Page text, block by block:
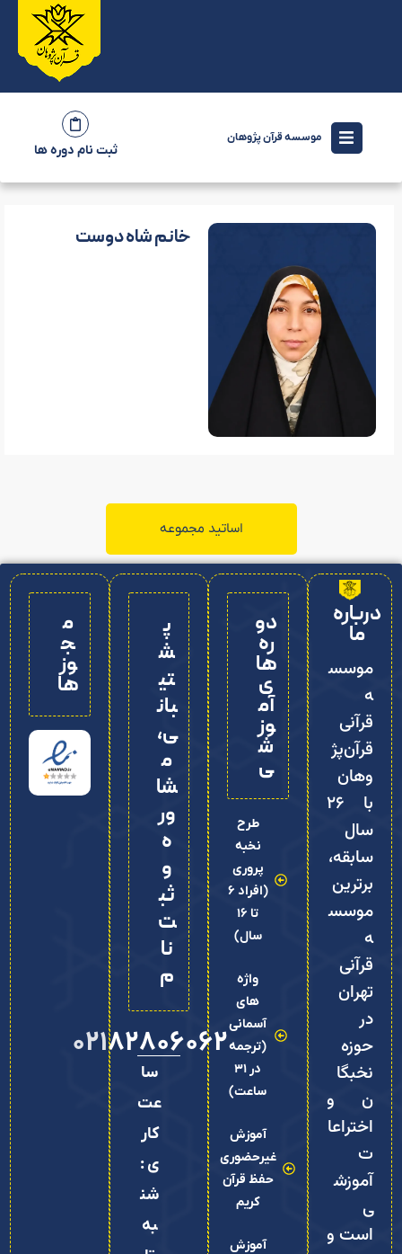
موسسه قرآن پژوهان
ثبت نام دوره ها
خانم شاه دوست
اساتید مجموعه
درباره
ما
موسس
ه
قرآنی
قرآن‌پژ
وهان
با ۲۶
سال
سابقه،
برترین
موسس
ه
قرآنی
تهران
در
حوزه
نخبگا
ن و
اختراعا
ت
آموزش
ی
است و
دو
ره‌
ها
ی
آم
وز
ش
ی
طرح
نخبه
پروری
(افراد 6
تا 16
سال)
واژه
های
آسمانی
(ترجمه
در 31
ساعت)
آموزش
غیرحضوری
حفظ قرآن
کریم
آموزش
پ
ش
تی
بان
ی،
م
شا
ور
ه
و
ثب
ت‌
نا
م
02182806062
سا
عت
کار
ی :
شن
به
م
ج
وز
ها